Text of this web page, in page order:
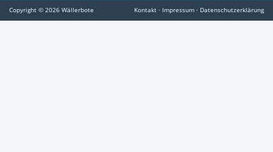
Copyright © 2026 Wällerbote Kontakt · Impressum · Datenschutzerklärung